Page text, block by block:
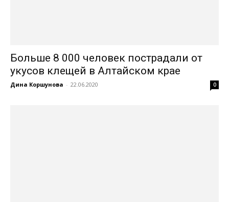
Больше 8 000 человек пострадали от
укусов клещей в Алтайском крае
Дина Коршунова - 22.06.2020 0